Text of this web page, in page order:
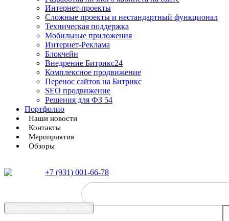
Интернет-проекты
Сложные проекты и нестандартный функционал
Teхническая поддержка
Мобильные приложения
Интернет-Реклама
Блокчейн
Внедрение Битрикс24
Комплексное продвижение
Перенос сайтов на Битрикс
SEO продвижение
Решения для ФЗ 54
Портфолио
Наши новости
Контакты
Мероприятия
Обзоры
+7 (931) 001-66-78